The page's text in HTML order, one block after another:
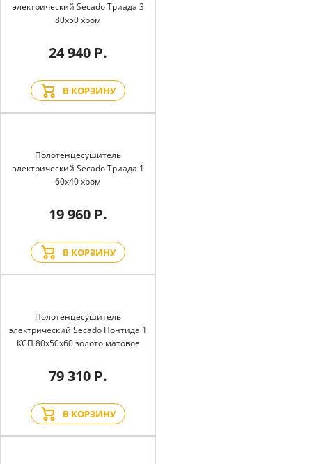
электрический Secado Триада 3
80x50 хром
24 940 Р.
В КОРЗИНУ
Полотенцесушитель
электрический Secado Триада 1
60x40 хром
19 960 Р.
В КОРЗИНУ
Полотенцесушитель
электрический Secado Понтида 1
КСП 80x50x60 золото матовое
79 310 Р.
В КОРЗИНУ